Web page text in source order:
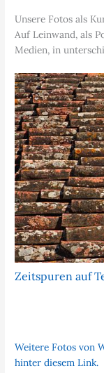
Unsere Fotos als
Auf Leinwand, als
Medien, in
Zeitspuren auf
Weitere Fotos von
hinter diesem Link.